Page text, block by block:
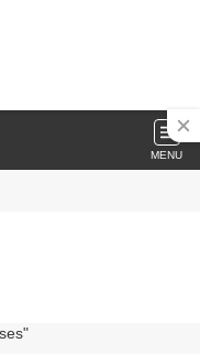
MENU